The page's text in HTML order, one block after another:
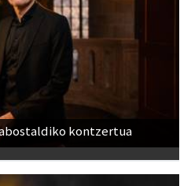
kontzertua